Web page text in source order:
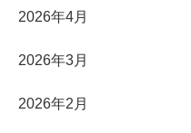
2026年4月
2026年3月
2026年2月